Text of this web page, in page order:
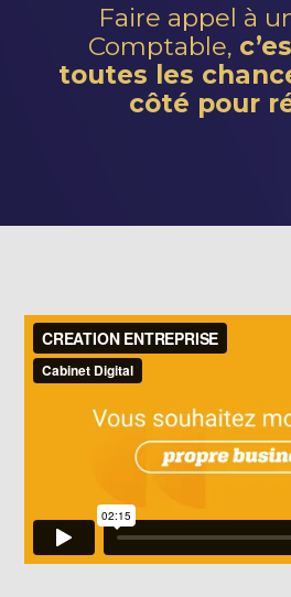
Faire appel à
Comptable,
toutes les
côté pour